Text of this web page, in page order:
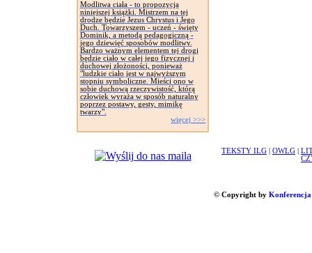
Modlitwa ciała - to propozycja
niniejszej książki. Mistrzem na tej
drodze będzie Jezus Chrystus i Jego
Duch. Towarzyszem - uczeń - święty
Dominik, a metodą pedagogiczną -
jego dziewięć sposobów modlitwy.
Bardzo ważnym elementem tej drogi
będzie ciało w całej jego fizycznej i
duchowej złożoności, ponieważ
"ludzkie ciało jest w najwyższym
stopniu symboliczne. Mieści ono w
sobie duchową rzeczywistość, którą
człowiek wyraża w sposób naturalny
poprzez postawy, gesty, mimikę
twarzy".
więcej >>>
TEKSTY ILG OWLG
© Copyright by Konferencja